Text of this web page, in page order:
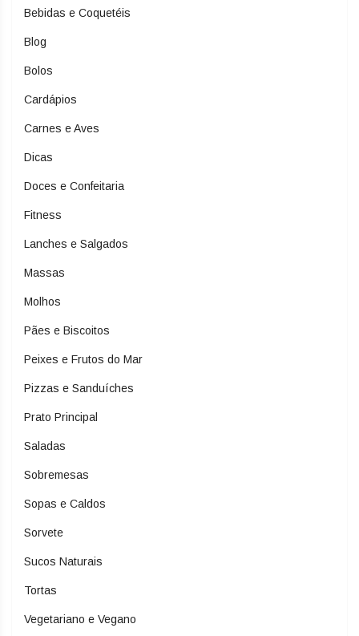
Bebidas e Coquetéis
Blog
Bolos
Cardápios
Carnes e Aves
Dicas
Doces e Confeitaria
Fitness
Lanches e Salgados
Massas
Molhos
Pães e Biscoitos
Peixes e Frutos do Mar
Pizzas e Sanduíches
Prato Principal
Saladas
Sobremesas
Sopas e Caldos
Sorvete
Sucos Naturais
Tortas
Vegetariano e Vegano